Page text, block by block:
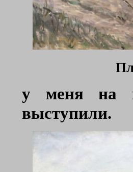
у меня на
выступили.